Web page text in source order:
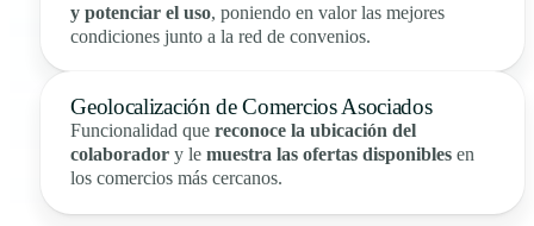
y potenciar el uso, poniendo en valor las mejores
condiciones junto a la red de convenios.
Geolocalización de Comercios Asociados
Funcionalidad quereconoce la ubicación del
colaborador y lemuestra las ofertas disponibles en
los comercios más cercanos.